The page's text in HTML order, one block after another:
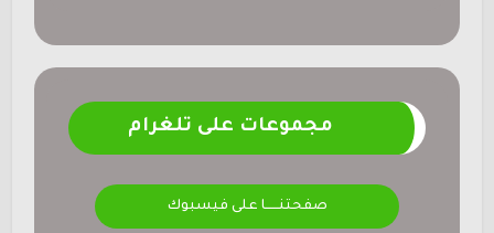
مجموعات على تلغرام
صفحتنــــــا على فيسبوك